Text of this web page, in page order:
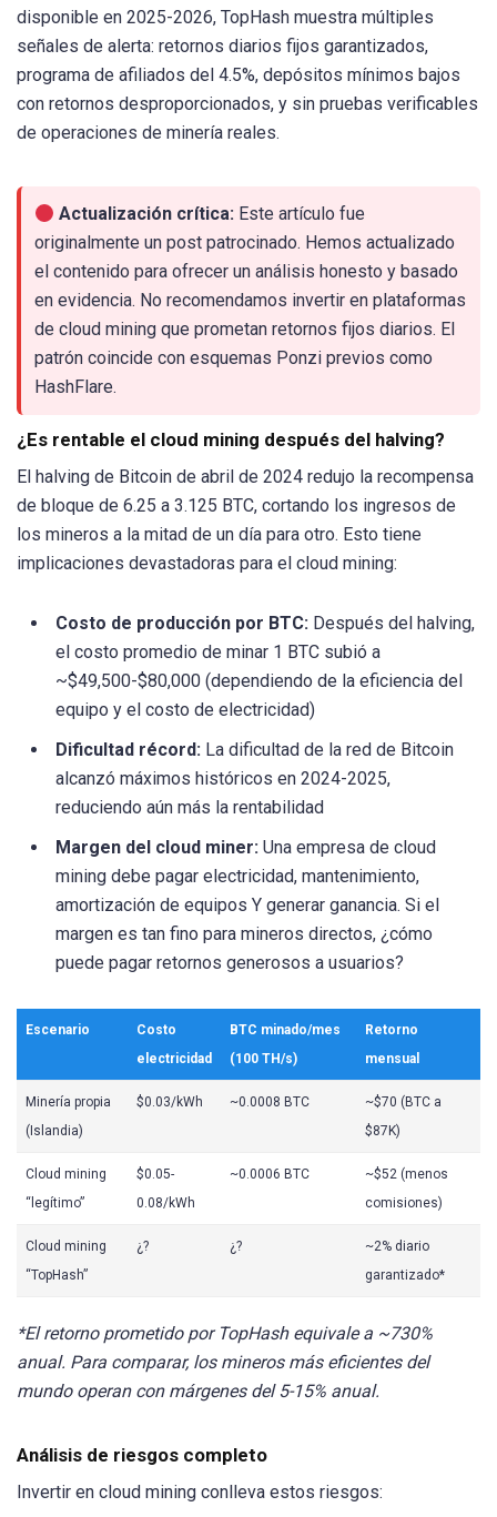
disponible en 2025-2026, TopHash muestra múltiples
señales de alerta: retornos diarios fijos garantizados,
programa de afiliados del 4.5%, depósitos mínimos bajos
con retornos desproporcionados, y sin pruebas verificables
de operaciones de minería reales.
Actualización crítica: Este artículo fue
originalmente un post patrocinado. Hemos actualizado
el contenido para ofrecer un análisis honesto y basado
en evidencia. No recomendamos invertir en plataformas
de cloud mining que prometan retornos fijos diarios. El
patrón coincide con esquemas Ponzi previos como
HashFlare.
¿Es rentable el cloud mining después del halving?
El halving de Bitcoin de abril de 2024 redujo la recompensa
de bloque de 6.25 a 3.125 BTC, cortando los ingresos de
los mineros a la mitad de un día para otro. Esto tiene
implicaciones devastadoras para el cloud mining:
Costo de producción por BTC: Después del halving,
el costo promedio de minar 1 BTC subió a
~$49,500-$80,000 (dependiendo de la eficiencia del
equipo y el costo de electricidad)
Dificultad récord: La dificultad de la red de Bitcoin
alcanzó máximos históricos en 2024-2025,
reduciendo aún más la rentabilidad
Margen del cloud miner: Una empresa de cloud
mining debe pagar electricidad, mantenimiento,
amortización de equipos Y generar ganancia. Si el
margen es tan fino para mineros directos, ¿cómo
puede pagar retornos generosos a usuarios?
Escenario
Costo
electricidad
BTC minado/mes
(100 TH/s)
Retorno
mensual
Minería propia
(Islandia)
$0.03/kWh ~0.0008 BTC
~$70 (BTC a
$87K)
Cloud mining
“legítimo”
$0.05-
0.08/kWh
~0.0006 BTC
~$52 (menos
comisiones)
Cloud mining
“TopHash”
¿? ¿?
~2% diario
garantizado*
*El retorno prometido por TopHash equivale a ~730%
anual. Para comparar, los mineros más eficientes del
mundo operan con márgenes del 5-15% anual.
Análisis de riesgos completo
Invertir en cloud mining conlleva estos riesgos: